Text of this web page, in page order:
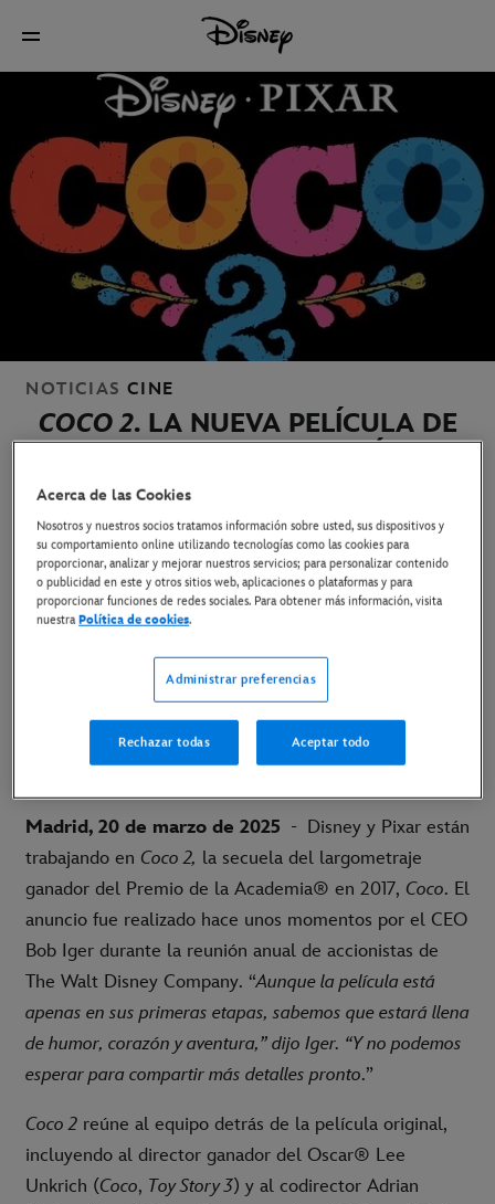
NOTICIAS CINE
COCO 2. LA NUEVA PELÍCULA DE
OFICIALMENTE EN PRODUCCIÓN.
21 de marzo de 2025
La nueva película reunirá al director Lee Unkrich
como productor.
PRÓXIMAMENTE SOLO EN CINES
Madrid, 20 de marzo de 2025 - Disney y Pixar están
trabajando en Coco 2, la secuela del largometraje
ganador del Premio de la Academia® en 2017, Coco. El
anuncio fue realizado hace unos momentos por el CEO
Bob Iger durante la reunión anual de accionistas de
The Walt Disney Company. “Aunque la película está
apenas en sus primeras etapas, sabemos que estará llena
de humor, corazón y aventura,” dijo Iger. “Y no podemos
esperar para compartir más detalles pronto.”
Coco 2 reúne al equipo detrás de la película original,
incluyendo al director ganador del Oscar® Lee
Unkrich (Coco, Toy Story 3) y al codirector Adrian
Acerca de las Cookies
Nosotros y nuestros socios tratamos información sobre usted, sus dispositivos y
su comportamiento online utilizando tecnologías como las cookies para
proporcionar, analizar y mejorar nuestros servicios; para personalizar contenido
o publicidad en este y otros sitios web, aplicaciones o plataformas y para
proporcionar funciones de redes sociales. Para obtener más información, visita
nuestraPolítica de cookies.
Administrar preferencias
Rechazar todas Aceptar todo